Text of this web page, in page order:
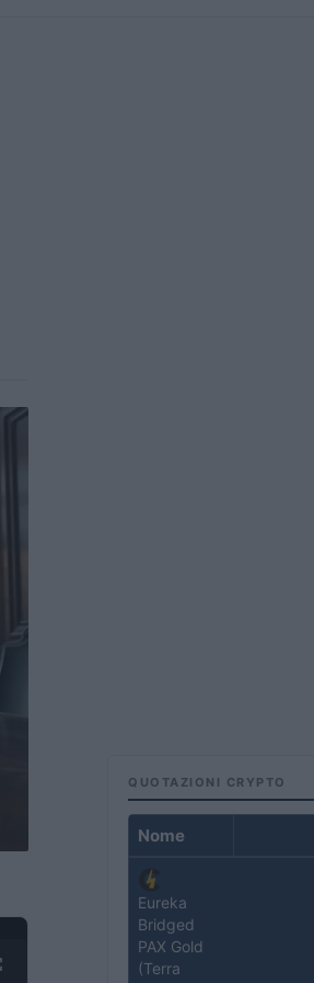
QUOTAZIONI CRYPTO
Nome
Eureka
Bridged
PAX Gold
(Terra